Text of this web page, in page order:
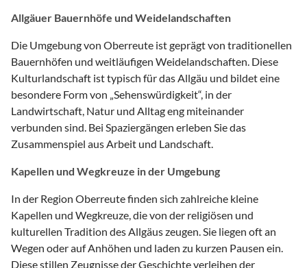
Allgäuer Bauernhöfe und Weidelandschaften
Die Umgebung von Oberreute ist geprägt von traditionellen
Bauernhöfen und weitläufigen Weidelandschaften. Diese
Kulturlandschaft ist typisch für das Allgäu und bildet eine
besondere Form von „Sehenswürdigkeit“, in der
Landwirtschaft, Natur und Alltag eng miteinander
verbunden sind. Bei Spaziergängen erleben Sie das
Zusammenspiel aus Arbeit und Landschaft.
Kapellen und Wegkreuze in der Umgebung
In der Region Oberreute finden sich zahlreiche kleine
Kapellen und Wegkreuze, die von der religiösen und
kulturellen Tradition des Allgäus zeugen. Sie liegen oft an
Wegen oder auf Anhöhen und laden zu kurzen Pausen ein.
Diese stillen Zeugnisse der Geschichte verleihen der